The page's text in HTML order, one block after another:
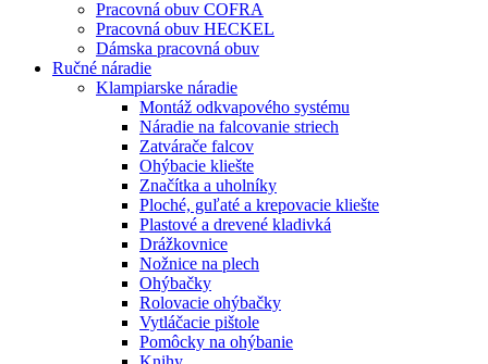
Pracovná obuv COFRA
Pracovná obuv HECKEL
Dámska pracovná obuv
Ručné náradie
Klampiarske náradie
Montáž odkvapového systému
Náradie na falcovanie striech
Zatvárače falcov
Ohýbacie kliešte
Značítka a uholníky
Ploché, guľaté a krepovacie kliešte
Plastové a drevené kladivká
Drážkovnice
Nožnice na plech
Ohýbačky
Rolovacie ohýbačky
Vytláčacie pištole
Pomôcky na ohýbanie